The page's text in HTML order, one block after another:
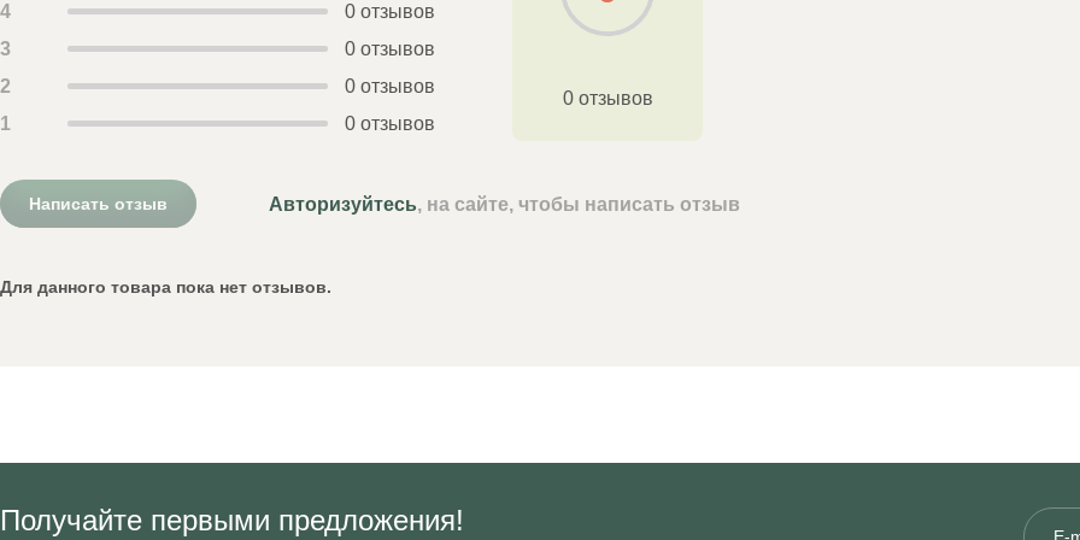
4
0 отзывов
3
0 отзывов
2
0 отзывов
1
0 отзывов
0 отзывов
Написать отзыв Авторизуйтесь, на сайте, чтобы написать отзыв
Для данного товара пока нет отзывов.
Получайте первыми предложения!